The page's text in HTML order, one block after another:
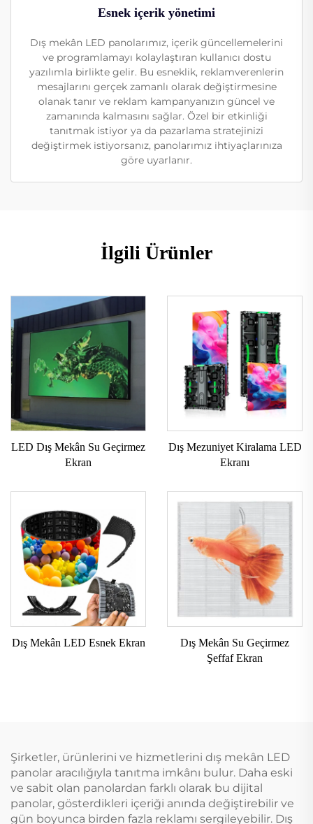
Esnek içerik yönetimi
Dış mekân LED panolarımız, içerik güncellemelerini
ve programlamayı kolaylaştıran kullanıcı dostu
yazılımla birlikte gelir. Bu esneklik, reklamverenlerin
mesajlarını gerçek zamanlı olarak değiştirmesine
olanak tanır ve reklam kampanyanızın güncel ve
zamanında kalmasını sağlar. Özel bir etkinliği
tanıtmak istiyor ya da pazarlama stratejinizi
değiştirmek istiyorsanız, panolarımız ihtiyaçlarınıza
göre uyarlanır.
İlgili Ürünler
LED Dış Mekân Su Geçirmez
Ekran
Dış Mezuniyet Kiralama LED
Ekranı
Dış Mekân LED Esnek Ekran
Dış Mekân Su Geçirmez
Şeffaf Ekran
Şirketler, ürünlerini ve hizmetlerini dış mekân LED
panolar aracılığıyla tanıtma imkânı bulur. Daha eski
ve sabit olan panolardan farklı olarak bu dijital
panolar, gösterdikleri içeriği anında değiştirebilir ve
gün boyunca birden fazla reklamı sergileyebilir. Dış